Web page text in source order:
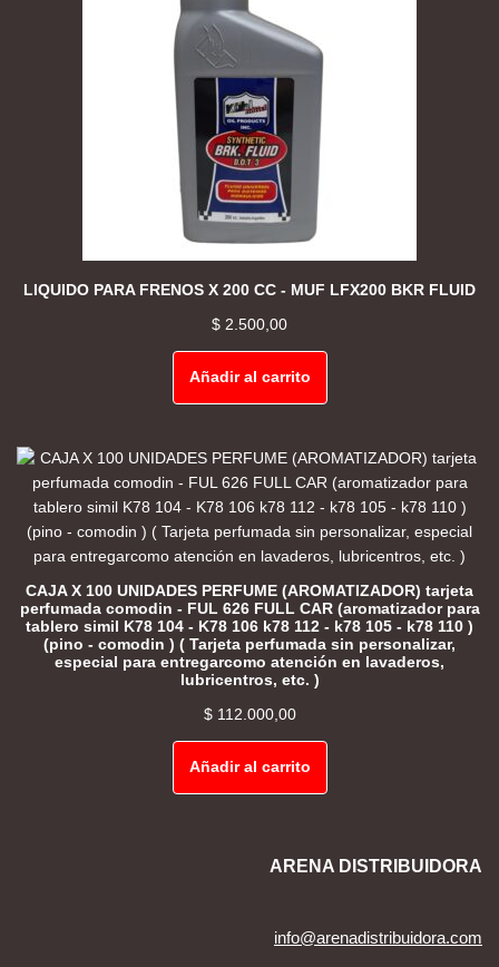
LIQUIDO PARA FRENOS X 200 CC - MUF LFX200 BKR FLUID
$ 2.500,00
Añadir al carrito
CAJA X 100 UNIDADES PERFUME (AROMATIZADOR) tarjeta
perfumada comodin - FUL 626 FULL CAR (aromatizador para
tablero simil K78 104 - K78 106 k78 112 - k78 105 - k78 110 )
(pino - comodin ) ( Tarjeta perfumada sin personalizar,
especial para entregarcomo atención en lavaderos,
lubricentros, etc. )
$112.000,00
Añadir al carrito
ARENA DISTRIBUIDORA
info@arenadistribuidora.com